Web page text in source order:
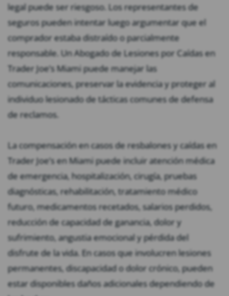
legal puede ser riesgoso. Los representantes de
seguros pueden intentar luego argumentar que el
comprador estaba distraído o parcialmente
responsable. Un Abogado de Lesiones por Caídas en
Trader Joe’s Miami puede manejar las
comunicaciones, preservar la evidencia y proteger al
individuo lesionado de tácticas comunes de defensa
de reclamos.
La compensación en casos de resbalones y caídas en
Trader Joe’s en Miami puede incluir atención médica
de emergencia, hospitalización, cirugía, pruebas
diagnósticas, rehabilitación, tratamiento médico
futuro, medicamentos recetados, salarios perdidos,
reducción de capacidad de ganancia, dolor y
sufrimiento, angustia emocional y pérdida del
disfrute de la vida. En casos que involucren lesiones
permanentes, discapacidad o dolor crónico, pueden
estar disponibles daños adicionales dependiendo de